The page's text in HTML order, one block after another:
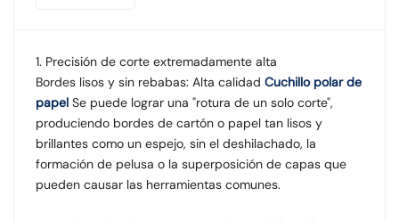
1. Precisión de corte extremadamente alta
Bordes lisos y sin rebabas: Alta calidad Cuchillo polar de
papel Se puede lograr una "rotura de un solo corte",
produciendo bordes de cartón o papel tan lisos y
brillantes como un espejo, sin el deshilachado, la
formación de pelusa o la superposición de capas que
pueden causar las herramientas comunes.